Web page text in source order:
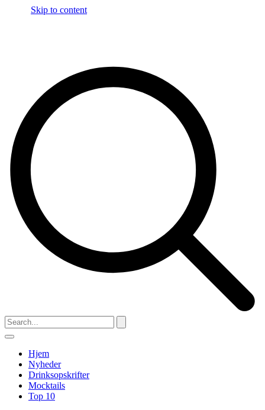
Skip to content
Hjem
Nyheder
Drinksopskrifter
Mocktails
Top 10